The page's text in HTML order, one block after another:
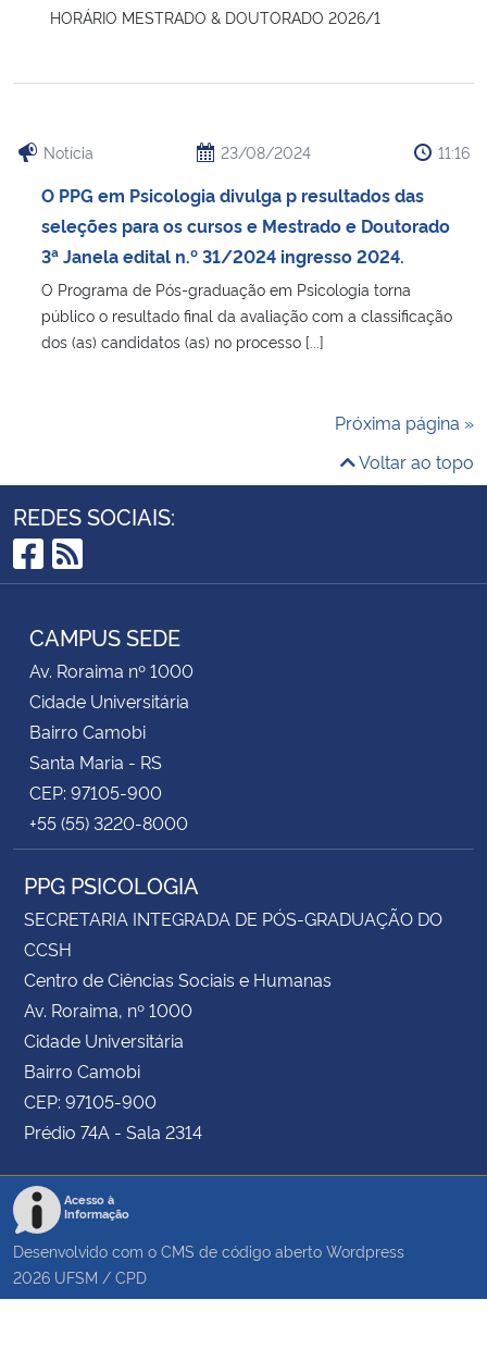
HORÁRIO MESTRADO & DOUTORADO 2026/1
Notícia 23/08/2024 11:16
O PPG em Psicologia divulga p resultados das
seleções para os cursos e Mestrado e Doutorado
3ª Janela edital n.º 31/2024 ingresso 2024.
O Programa de Pós-graduação em Psicologia torna
público o resultado final da avaliação com a classificação
dos (as) candidatos (as) no processo [...]
Próxima página »
Voltar ao topo
REDES SOCIAIS:
Facebook
RSS
CAMPUS SEDE
Av. Roraima nº 1000
Cidade Universitária
Bairro Camobi
Santa Maria - RS
CEP: 97105-900
+55 (55) 3220-8000
PPG PSICOLOGIA
SECRETARIA INTEGRADA DE PÓS-GRADUAÇÃO DO
CCSH
Centro de Ciências Sociais e Humanas
Av. Roraima, nº 1000
Cidade Universitária
Bairro Camobi
CEP: 97105-900
Prédio 74A - Sala 2314
Acesso à
Informação
Desenvolvido com o CMS de código aberto Wordpress
2026 UFSM / CPD